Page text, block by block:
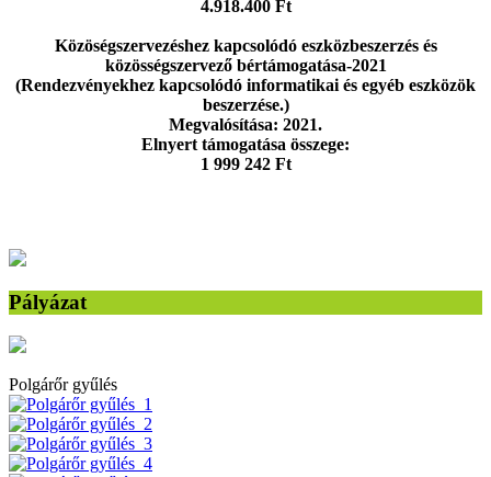
4.918.400 Ft
Közöségszervezéshez kapcsolódó eszközbeszerzés és
közösségszervező bértámogatása-2021
(Rendezvényekhez kapcsolódó informatikai és egyéb eszközök
beszerzése.)
Megvalósítása: 2021.
Elnyert támogatása összege:
1 999 242 Ft
Pályázat
Polgárőr gyűlés